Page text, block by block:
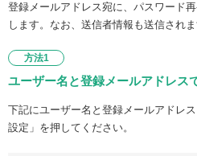
登録メールアドレス宛に、パスワード
します。なお、送信者情報も送信されま
方法1
ユーザー名と登録メールアドレス
下記にユーザー名と登録メールアドレ
設定」を押してください。